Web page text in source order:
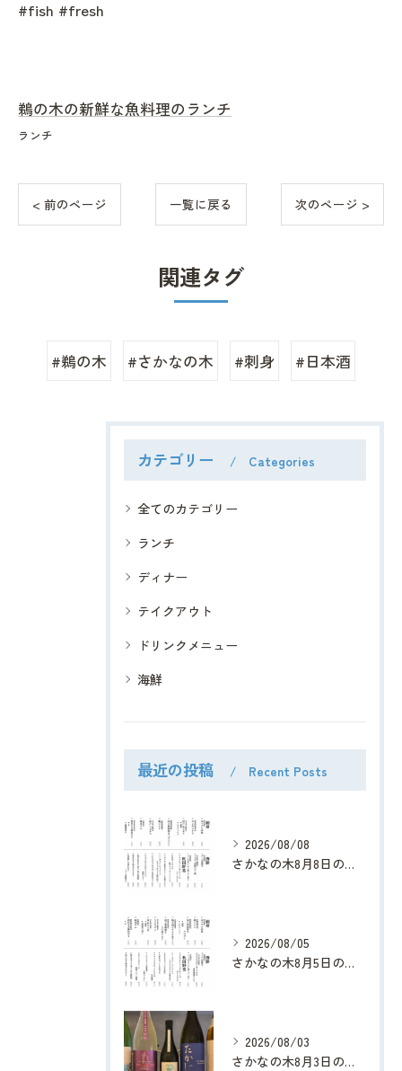
#fish #fresh
鵜の木の新鮮な魚料理のランチ
ランチ
< 前のページ 一覧に戻る 次のページ >
関連タグ
#鵜の木 #さかなの木 #刺身 #日本酒
カテゴリー Categories
全てのカテゴリー
ランチ
ディナー
テイクアウト
ドリンクメニュー
海鮮
最近の投稿 Recent Posts
2026/08/08
さかなの木8月8日のメニューです。
2026/08/05
さかなの木8月5日のメニューです。
2026/08/03
さかなの木8月3日のメニューです。